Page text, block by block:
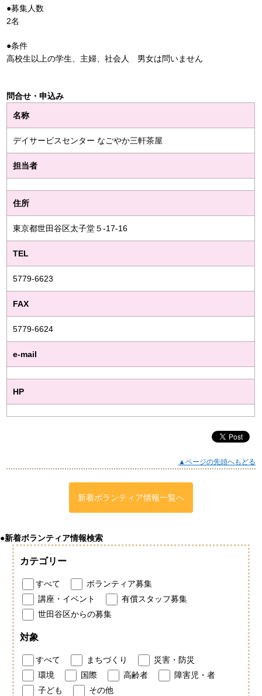
●募集人数
2名
●条件
高校生以上の学生、主婦、社会人 男女は問いません
問合せ・申込み
名称
デイサービスセンター なごやか三軒茶屋
担当者
住所
東京都世田谷区太子堂５-17-16
TEL
5779-6623
FAX
5779-6624
e-mail
HP
▲ページの先頭へもどる
新着ボランティア情報一覧へ
●新着ボランティア情報検索
カテゴリー
すべて
ボランティア募集
講座・イベント
有償スタッフ募集
世田谷区からの募集
対象
すべて まちづくり
災害・防災
環境
国際 高齢者
障害児・者
子ども
その他